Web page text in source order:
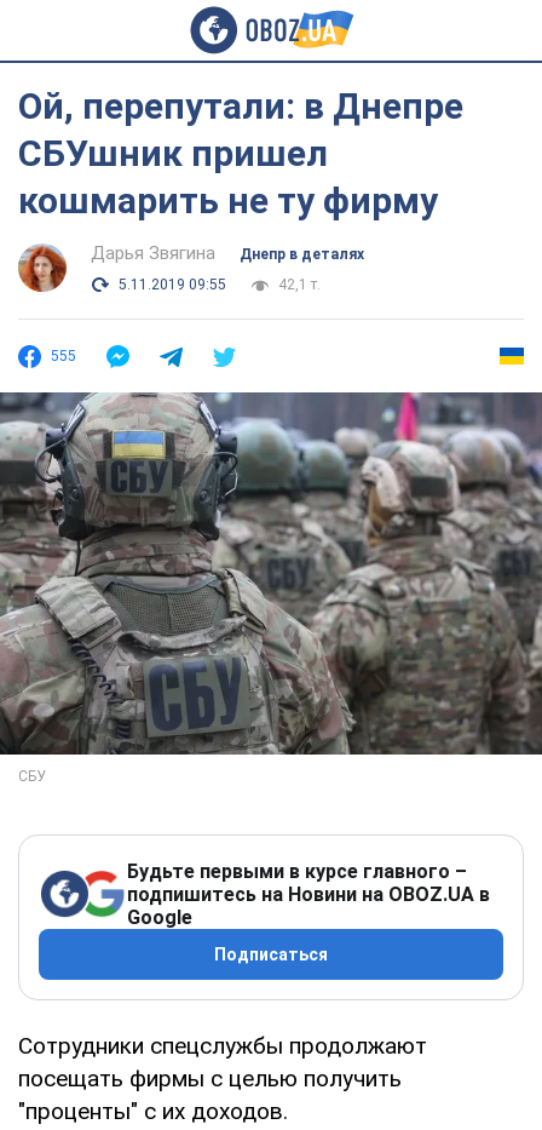
Ой, перепутали: в Днепре
СБУшник пришел
кошмарить не ту фирму
Дарья Звягина
Днепр в деталях
5.11.2019 09:55
42,1 т.
555
Будьте первыми в курсе главного –
подпишитесь на Новини на OBOZ.UA в
Google
Подписаться
Сотрудники спецслужбы продолжают
посещать фирмы с целью получить
"проценты" с их доходов.